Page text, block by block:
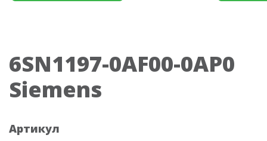
6SN1197-0AF00-0AP0
Siemens
Артикул